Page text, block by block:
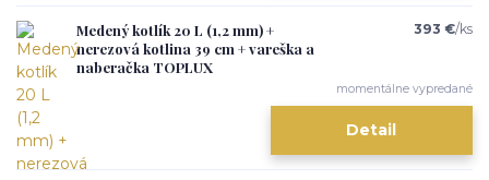
Medený kotlík 20 L (1,2 mm) +
nerezová kotlina 39 cm + vareška a
naberačka TOPLUX
393 €/ks
momentálne vypredané
Detail